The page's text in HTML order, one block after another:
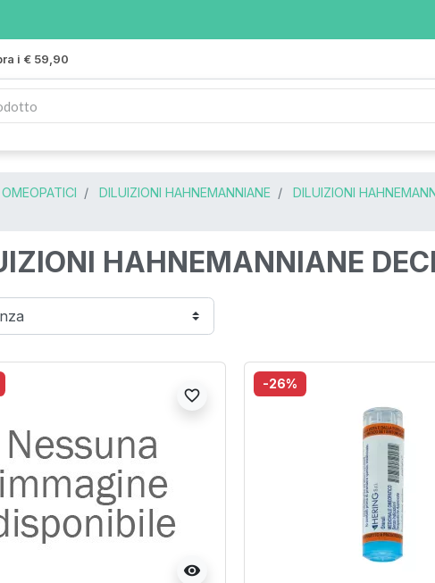
i € 59,90
DILUIZIONI HAHNEMANNIANE
DILUIZIONI
HAHNEMANNIANE
visibility
favorite_border
-26%